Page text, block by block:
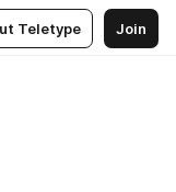
Teletype Join